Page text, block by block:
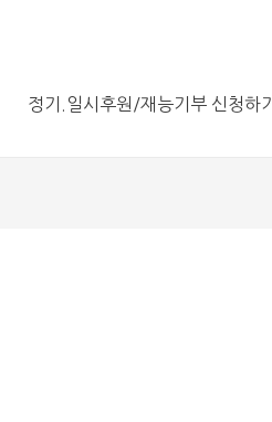
정기.일시후원/재능기부 신청하기